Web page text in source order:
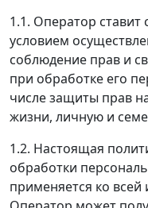
1.1. Оператор
условием
соблюдение прав и
при обработке его
числе защиты прав
жизни, личную и
1.2. Настоящая
обработки
применяется ко